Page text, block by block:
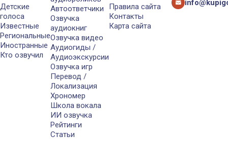
Детские
голоса
Известные
Региональные
Иностранные
Кто озвучил
Автоответчики
Озвучка
аудиокниг
Озвучка видео
Аудиогиды /
Аудиоэкскурсии
Озвучка игр
Перевод /
Локализация
Хрономер
Школа вокала
ИИ озвучка
Рейтинги
Статьи
Правила сайта
Контакты
Карта сайта